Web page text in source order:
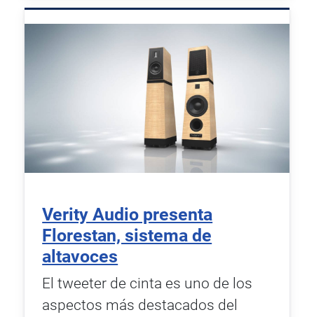
Verity Audio presenta
Florestan, sistema de
altavoces
El tweeter de cinta es uno de los
aspectos más destacados del